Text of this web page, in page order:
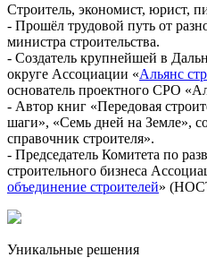
Строитель, экономист, юрист,
- Прошёл трудовой путь от
министра строительства.
- Создатель крупнейшей в
округе Ассоциации «Альянс
основатель проектного СРО
- Автор книг «Передовая
шаги», «Семь дней на Земле»,
справочник строителя».
- Председатель Комитета по
строительного бизнеса
объединение строителей»
Уникальные решения